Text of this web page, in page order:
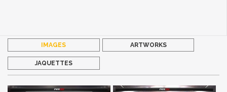
IMAGES ARTWORKS
JAQUETTES